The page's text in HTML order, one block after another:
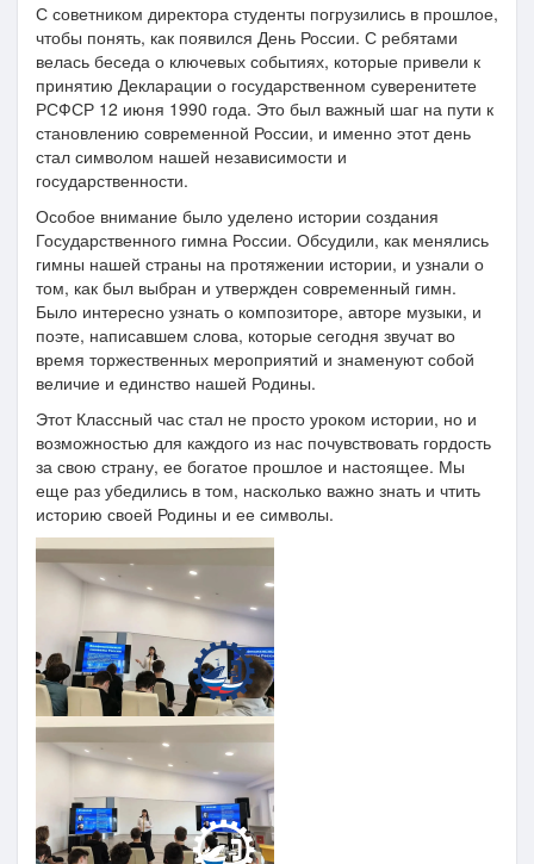
С советником директора студенты погрузились в прошлое,
чтобы понять, как появился День России. С ребятами
велась беседа о ключевых событиях, которые привели к
принятию Декларации о государственном суверенитете
РСФСР 12 июня 1990 года. Это был важный шаг на пути к
становлению современной России, и именно этот день
стал символом нашей независимости и
государственности.
Особое внимание было уделено истории создания
Государственного гимна России. Обсудили, как менялись
гимны нашей страны на протяжении истории, и узнали о
том, как был выбран и утвержден современный гимн.
Было интересно узнать о композиторе, авторе музыки, и
поэте, написавшем слова, которые сегодня звучат во
время торжественных мероприятий и знаменуют собой
величие и единство нашей Родины.
Этот Классный час стал не просто уроком истории, но и
возможностью для каждого из нас почувствовать гордость
за свою страну, ее богатое прошлое и настоящее. Мы
еще раз убедились в том, насколько важно знать и чтить
историю своей Родины и ее символы.